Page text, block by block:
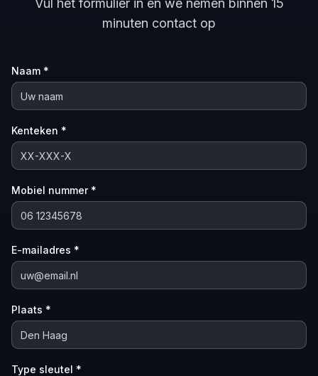
Vul het formulier in en we nemen binnen 15
minuten contact op
Naam *
Kenteken *
Mobiel nummer *
E-mailadres *
Plaats *
Type sleutel *